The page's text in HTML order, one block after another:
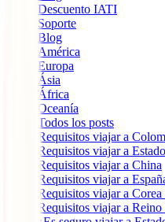
Descuento IATI
Soporte
Blog
América
Europa
Ásia
África
Oceanía
Todos los posts
Requisitos viajar a
Requisitos viajar a
Requisitos viajar a China
Requisitos viajar a
Requisitos viajar a
Requisitos viajar a